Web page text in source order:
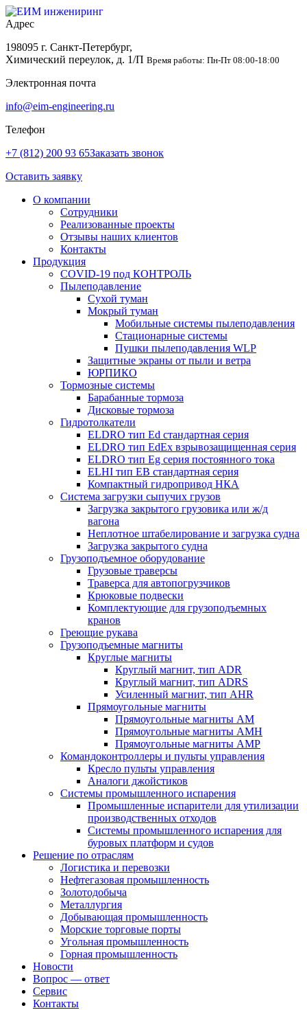
Адрес
198095 г. Санкт-Петербург,
Химический переулок, д. 1/П Время работы: Пн-Пт 08:00-18:00
Электронная почта
info@eim-engineering.ru
Телефон
+7 (812) 200 93 65Заказать звонок
Оставить заявку
О компании
Сотрудники
Реализованные проекты
Отзывы наших клиентов
Контакты
Продукция
COVID-19 под КОНТРОЛЬ
Пылеподавление
Сухой туман
Мокрый туман
Мобильные системы пылеподавления
Стационарные системы
Пушки пылеподавления WLP
Защитные экраны от пыли и ветра
ЮРПИКО
Тормозные системы
Барабанные тормоза
Дисковые тормоза
Гидротолкатели
ELDRO тип Ed стандартная серия
ELDRO тип EdEx взрывозащищенная серия
ELDRO тип Eg серия постоянного тока
ELHI тип ЕВ стандартная серия
Компактный гидропривод НКА
Система загрузки сыпучих грузов
Загрузка закрытого грузовика или ж/д
вагона
Неплотное штабелирование и загрузка судна
Загрузка закрытого судна
Грузоподъемное оборудование
Грузовые траверсы
Траверса для автопогрузчиков
Крюковые подвески
Комплектующие для грузоподъемных
кранов
Греющие рукава
Грузоподъемные магниты
Круглые магниты
Круглый магнит, тип ADR
Круглый магнит, тип ADRS
Усиленный магнит, тип AHR
Прямоугольные магниты
Прямоугольные магниты AM
Прямоугольные магниты AMH
Прямоугольные магниты AMP
Командоконтроллеры и пульты управления
Кресло пульты управления
Аналоги джойстиков
Системы промышленного испарения
Промышленные испарители для утилизации
производственных отходов
Системы промышленного испарения для
буровых платформ и судов
Решение по отраслям
Логистика и перевозки
Нефтегазовая промышленность
Золотодобыча
Металлургия
Добывающая промышленность
Морские торговые порты
Угольная промышленность
Горная промышленность
Новости
Вопрос — ответ
Сервис
Контакты